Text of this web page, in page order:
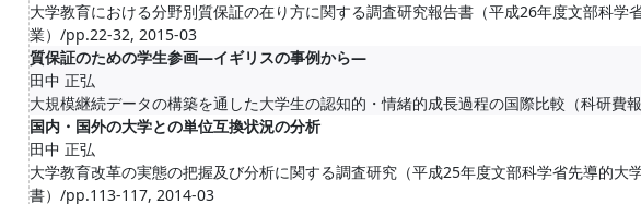
大学教育における分野別質保証の在り方に関する調査研究報告書（平成26年度文部科学
業）/pp.22-32, 2015-03
質保証のための学生参画―イギリスの事例から―
田中 正弘
大規模継続データの構築を通した大学生の認知的・情緒的成長過程の国際比較（科研費
国内・国外の大学との単位互換状況の分析
田中 正弘
大学教育改革の実態の把握及び分析に関する調査研究（平成25年度文部科学省先導的大
書）/pp.113-117, 2014-03